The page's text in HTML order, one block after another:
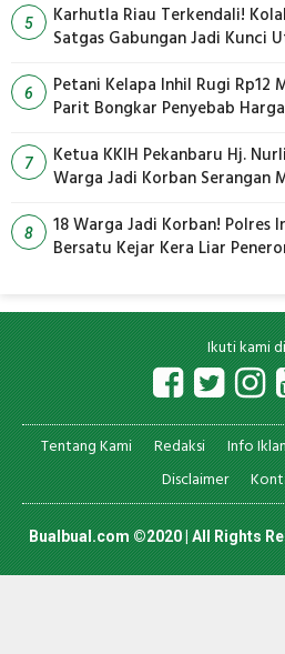
5
Karhutla Riau Terkendali!
Satgas Gabungan Jadi Kunci
6
Petani Kelapa Inhil Rugi Rp12
Parit Bongkar Penyebab
7
Ketua KKIH Pekanbaru Hj.
8
18 Warga Jadi Korban! Polres
Bersatu Kejar Kera Liar
Ikuti kami
Tentang Kami Redaksi Info
Disclaimer
Bualbual.com ©2020 | All Rights